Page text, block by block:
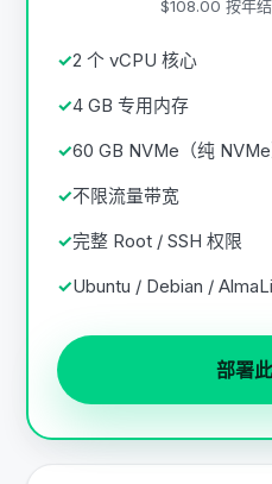
$108.00 按年结
2 个 vCPU 核心
4 GB 专用内存
60 GB NVMe（纯 NVMe
不限流量带宽
完整 Root / SSH 权限
Ubuntu / Debian /
部署